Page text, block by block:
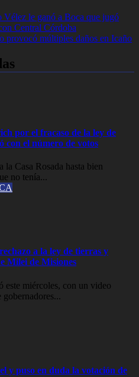
le ganó a Boca que jugó
Central Córdoba
provocó múltiples daños en Icaño
por el fracaso de la ley de
con el número de votos
Casa Rosada hasta bien
no tenía...
a la ley de tierras y
Milei de Misiones
este miércoles, con un video
y puso en duda la votación de